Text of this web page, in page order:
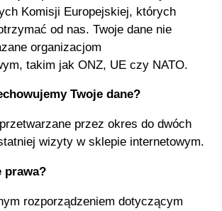
Komisji Europejskiej, których
od nas. Twoje dane nie
organizacjom
takim jak ONZ, UE czy NATO.
Twoje dane?
przez okres do dwóch
wizyty w sklepie internetowym.
prawa?
rozporządzeniem dotyczącym